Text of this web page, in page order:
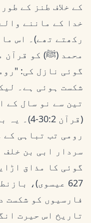
کے خلاف طنز کے
خدا کے ماننے
رکھتے تھے)۔ اس
محمد (ﷺ) کو قرآن
گوئی نازل کی:
شکست ہوئی ہے۔
تین سے نو سال کے
(قرآن
رومی تب تباہی
سردار ابی بن
627 عیسوی)،
فارسیوں کو شکست
تاریخ اس حیرت